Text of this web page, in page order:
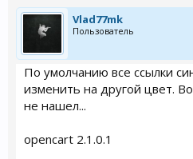
Vlad77mk
Пользователь
По умолчанию все ссылки
изменить на другой цвет.
не нашел...
opencart 2.1.0.1